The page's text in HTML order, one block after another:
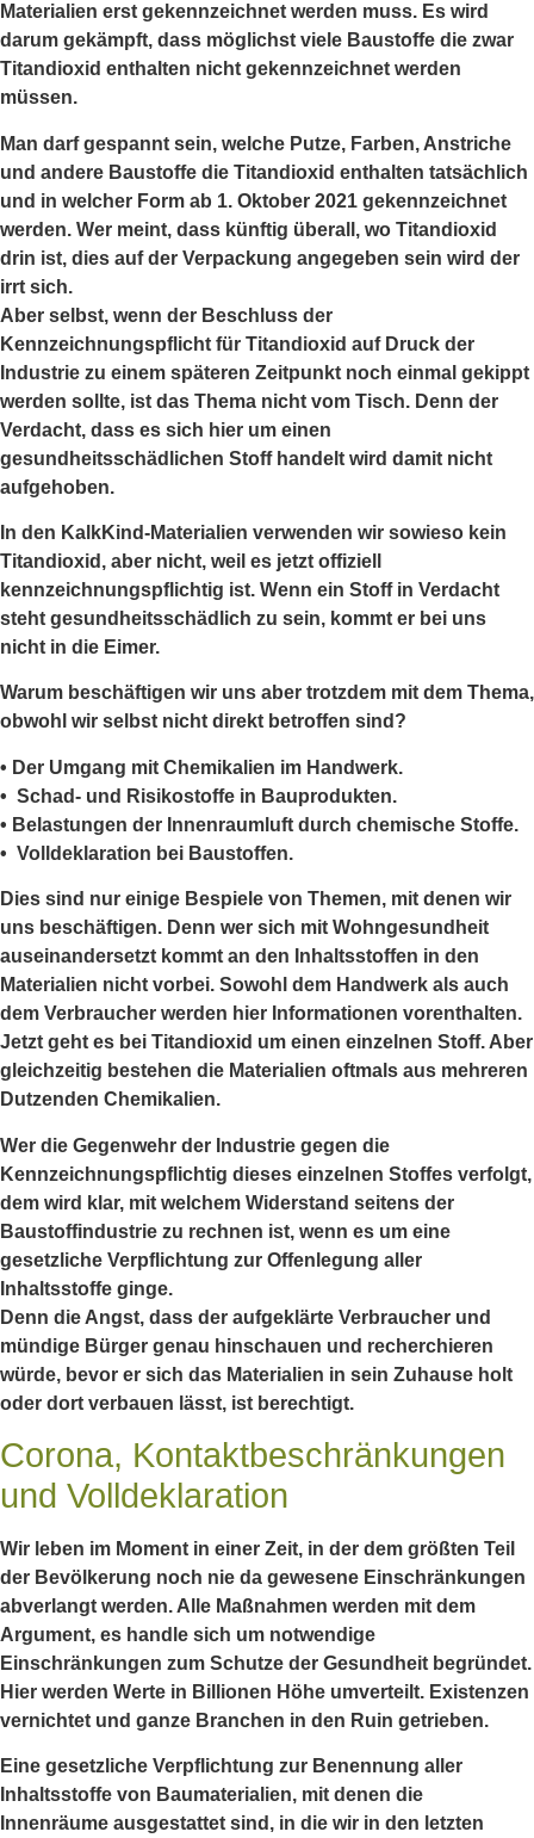
Materialien erst gekennzeichnet werden muss. Es wird
darum gekämpft, dass möglichst viele Baustoffe die zwar
Titandioxid enthalten nicht gekennzeichnet werden
müssen.
Man darf gespannt sein, welche Putze, Farben, Anstriche
und andere Baustoffe die Titandioxid enthalten tatsächlich
und in welcher Form ab 1. Oktober 2021 gekennzeichnet
werden. Wer meint, dass künftig überall, wo Titandioxid
drin ist, dies auf der Verpackung angegeben sein wird der
irrt sich.
Aber selbst, wenn der Beschluss der
Kennzeichnungspflicht für Titandioxid auf Druck der
Industrie zu einem späteren Zeitpunkt noch einmal gekippt
werden sollte, ist das Thema nicht vom Tisch. Denn der
Verdacht, dass es sich hier um einen
gesundheitsschädlichen Stoff handelt wird damit nicht
aufgehoben.
In den KalkKind-Materialien verwenden wir sowieso kein
Titandioxid, aber nicht, weil es jetzt offiziell
kennzeichnungspflichtig ist. Wenn ein Stoff in Verdacht
steht gesundheitsschädlich zu sein, kommt er bei uns
nicht in die Eimer.
Warum beschäftigen wir uns aber trotzdem mit dem Thema,
obwohl wir selbst nicht direkt betroffen sind?
• Der Umgang mit Chemikalien im Handwerk.
• Schad- und Risikostoffe in Bauprodukten.
• Belastungen der Innenraumluft durch chemische Stoffe.
• Volldeklaration bei Baustoffen.
Dies sind nur einige Bespiele von Themen, mit denen wir
uns beschäftigen. Denn wer sich mit Wohngesundheit
auseinandersetzt kommt an den Inhaltsstoffen in den
Materialien nicht vorbei. Sowohl dem Handwerk als auch
dem Verbraucher werden hier Informationen vorenthalten.
Jetzt geht es bei Titandioxid um einen einzelnen Stoff. Aber
gleichzeitig bestehen die Materialien oftmals aus mehreren
Dutzenden Chemikalien.
Wer die Gegenwehr der Industrie gegen die
Kennzeichnungspflichtig dieses einzelnen Stoffes verfolgt,
dem wird klar, mit welchem Widerstand seitens der
Baustoffindustrie zu rechnen ist, wenn es um eine
gesetzliche Verpflichtung zur Offenlegung aller
Inhaltsstoffe ginge.
Denn die Angst, dass der aufgeklärte Verbraucher und
mündige Bürger genau hinschauen und recherchieren
würde, bevor er sich das Materialien in sein Zuhause holt
oder dort verbauen lässt, ist berechtigt.
Corona, Kontaktbeschränkungen
und Volldeklaration
Wir leben im Moment in einer Zeit, in der dem größten Teil
der Bevölkerung noch nie da gewesene Einschränkungen
abverlangt werden. Alle Maßnahmen werden mit dem
Argument, es handle sich um notwendige
Einschränkungen zum Schutze der Gesundheit begründet.
Hier werden Werte in Billionen Höhe umverteilt. Existenzen
vernichtet und ganze Branchen in den Ruin getrieben.
Eine gesetzliche Verpflichtung zur Benennung aller
Inhaltsstoffe von Baumaterialien, mit denen die
Innenräume ausgestattet sind, in die wir in den letzten